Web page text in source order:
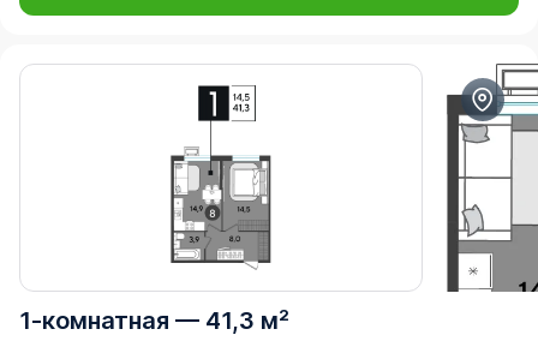
1-комнатная — 41,3 м²